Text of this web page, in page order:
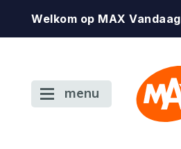
Welkom op MAX Vandaag
menu